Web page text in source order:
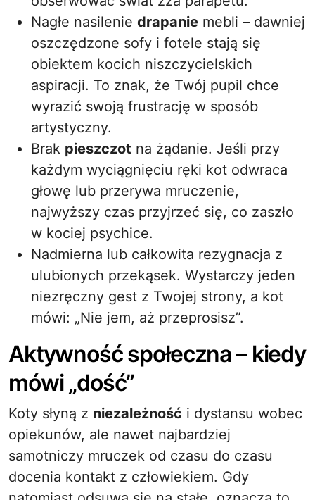
Nagłe nasilenie drapanie mebli – dawniej
oszczędzone sofy i fotele stają się
obiektem kocich niszczycielskich
aspiracji. To znak, że Twój pupil chce
wyrazić swoją frustrację w sposób
artystyczny.
Brak pieszczot na żądanie. Jeśli przy
każdym wyciągnięciu ręki kot odwraca
głowę lub przerywa mruczenie,
najwyższy czas przyjrzeć się, co zaszło
w kociej psychice.
Nadmierna lub całkowita rezygnacja z
ulubionych przekąsek. Wystarczy jeden
niezręczny gest z Twojej strony, a kot
mówi: „Nie jem, aż przeprosisz”.
Aktywność społeczna – kiedy
mówi „dość”
Koty słyną z niezależność i dystansu wobec
opiekunów, ale nawet najbardziej
samotniczy mruczek od czasu do czasu
docenia kontakt z człowiekiem. Gdy